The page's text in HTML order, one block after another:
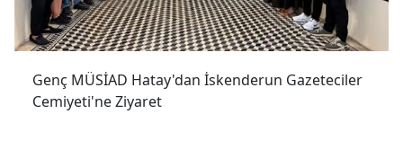
Genç MÜSİAD Hatay'dan İskenderun Gazeteciler
Cemiyeti'ne Ziyaret